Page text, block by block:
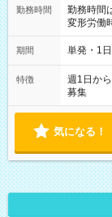
勤務時間
勤務時間
変形労働時間
～21：00
期間 単発・1
特徴
週1日か
募集
気になる！